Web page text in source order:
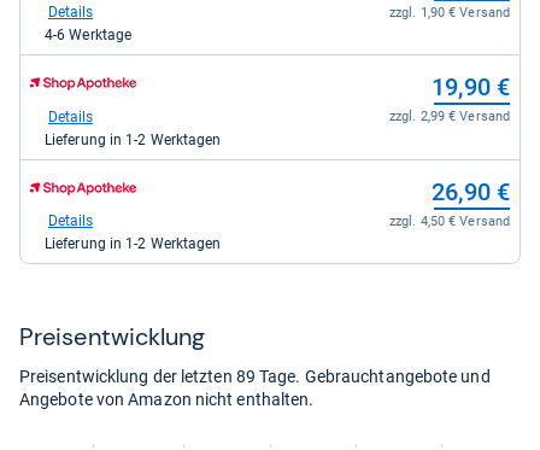
Kaufland
kaufen.
zzgl. 1,90 € Versand
Details
4-6 Werktage
zum
Shop:
Shop
für
kaufen.
19,90 €
zzgl. 2,99 € Versand
Details
Lieferung in 1-2 Werktagen
Shop:
Shop
kaufen.
26,90 €
zzgl. 4,50 € Versand
Details
Lieferung in 1-2 Werktagen
Preis­ent­wick­lung
Preisentwicklung der letzten 89 Tage. Gebrauchtangebote und
Angebote von Amazon nicht enthalten.